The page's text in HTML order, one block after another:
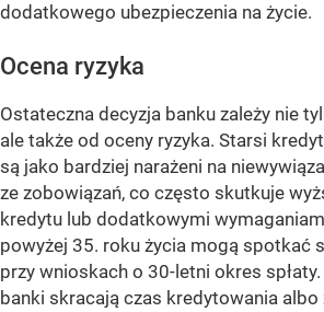
dodatkowego ubezpieczenia na życie.
Ocena ryzyka
Ostateczna decyzja banku zależy nie
ale także od oceny ryzyka. Starsi
są jako bardziej narażeni na
ze zobowiązań, co często skutkuje
kredytu lub dodatkowymi
powyżej 35. roku życia mogą spotkać
przy wnioskach o 30-letni okres
banki skracają czas kredytowania albo